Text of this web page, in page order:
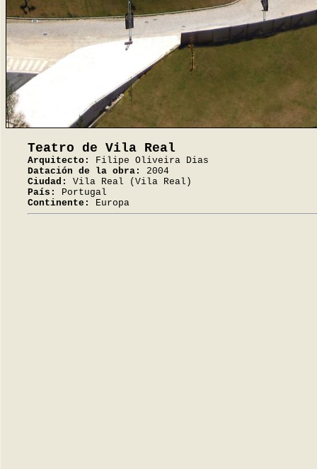
Teatro de Vila Real
Arquitecto:
Filipe Oliveira Dias
Datación de la obra:
2004
Ciudad:
Vila Real (Vila Real)
País:
Portugal
Continente:
Europa